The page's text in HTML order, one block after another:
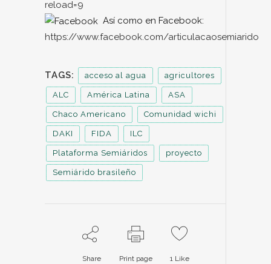
reload=9
Así como en Facebook:
https://www.facebook.com/articulacaosemiarido
TAGS: acceso al agua agricultores
ALC América Latina ASA
Chaco Americano Comunidad wichi
DAKI FIDA ILC
Plataforma Semiáridos proyecto
Semiárido brasileño
Share Print page 1Like